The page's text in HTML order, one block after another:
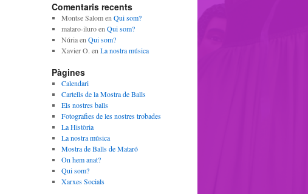
Comentaris recents
Montse Salomen Qui som?
mataro-iluroen Qui som?
Núriaen Qui som?
Xavier O. en La nostra música
Pàgines
Calendari
Cartells de la Mostra de Balls
Els nostres balls
Fotografies de les nostres trobades
La Història
La nostra música
Mostra de Balls de Mataró
On hem anat?
Qui som?
Xarxes Socials